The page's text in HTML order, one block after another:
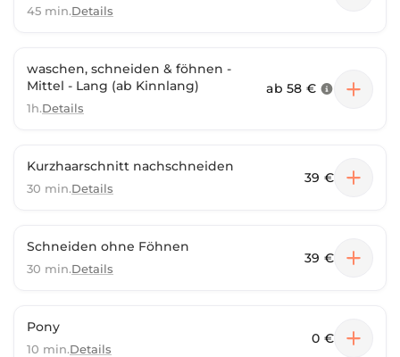
45 min.Details
waschen, schneiden & föhnen -
Mittel - Lang (ab Kinnlang)
1h.Details
ab 58 €
Kurzhaarschnitt nachschneiden
30 min.Details
39 €
Schneiden ohne Föhnen
30 min.Details
39 €
Pony
10 min.Details
0 €